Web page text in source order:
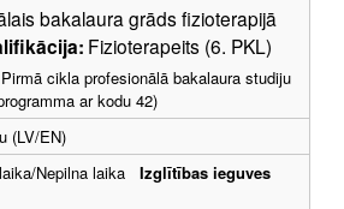
bakalaura grāds fizioterapijā
Fizioterapeits (6. PKL)
Pirmā cikla profesionālā bakalaura studiju
ar kodu 42)
(LV/EN)
Nepilna laika Izglītības ieguves